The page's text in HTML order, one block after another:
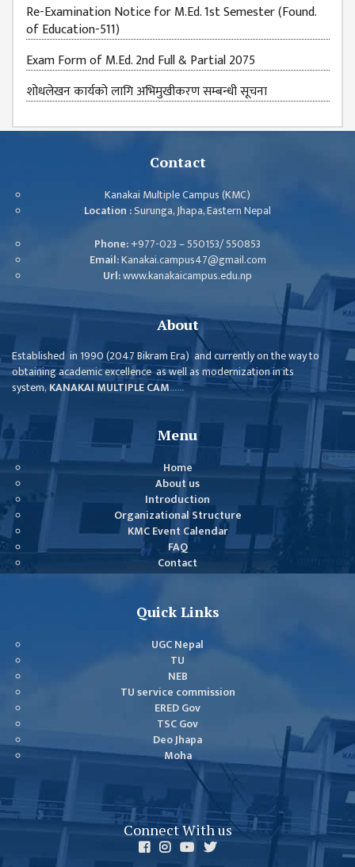
Re-Examination Notice for M.Ed. 1st Semester (Found.
of Education-511)
Exam Form of M.Ed. 2nd Full & Partial 2075
शोधलेखन कार्यको लागि अभिमुखीकरण सम्बन्धी सूचना
Contact
Kanakai Multiple Campus (KMC)
Location :Surunga, Jhapa, Eastern Nepal
Phone:+977-023 – 550153/ 550853
Email:Kanakai.campus47@gmail.com
Url:www.kanakaicampus.edu.np
About
Established in 1990 (2047 Bikram Era) and currently on the way to
obtaining academic excellence as well as modernization in its
system, KANAKAI MULTIPLE CAM......
Menu
Home
About us
Introduction
Organizational Structure
KMC Event Calendar
FAQ
Contact
Quick Links
UGC Nepal
TU
NEB
TU service commission
ERED Gov
TSC Gov
Deo Jhapa
Moha
Connect With us